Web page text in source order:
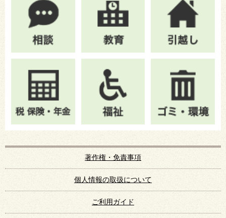
著作権・免責事項
個人情報の取扱について
ご利用ガイド